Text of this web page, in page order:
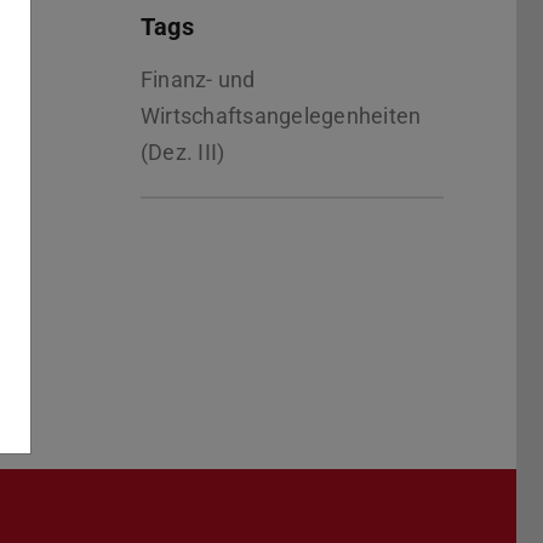
Tags
Finanz- und
Wirtschaftsangelegenheiten
(Dez. III)